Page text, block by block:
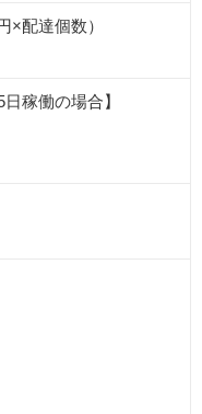
×配達個数）
稼働の場合】